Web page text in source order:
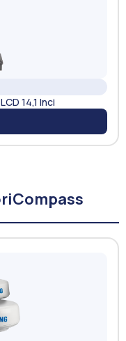
14,1 Inci
Compass